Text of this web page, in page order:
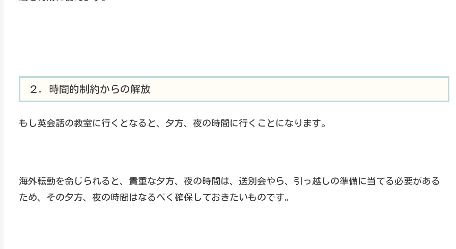
２．時間的制約からの解放
もし英会話の教室に行くとなると、夕方、夜の時間に行くことになります。
海外転勤を命じられると、貴重な夕方、夜の時間は、送別会やら、引っ越しの準備に当てる必要がある
ため、その夕方、夜の時間はなるべく確保しておきたいものです。